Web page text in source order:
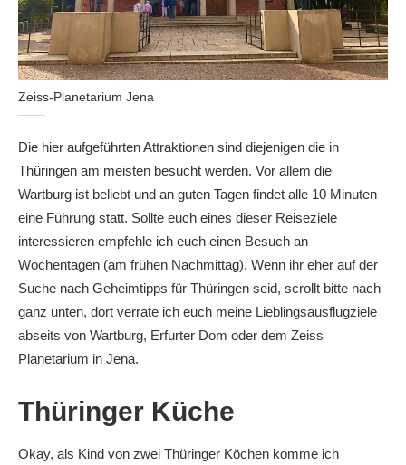
Zeiss-Planetarium Jena
Die hier aufgeführten Attraktionen sind diejenigen die in
Thüringen am meisten besucht werden. Vor allem die
Wartburg ist beliebt und an guten Tagen findet alle 10 Minuten
eine Führung statt. Sollte euch eines dieser Reiseziele
interessieren empfehle ich euch einen Besuch an
Wochentagen (am frühen Nachmittag). Wenn ihr eher auf der
Suche nach Geheimtipps für Thüringen seid, scrollt bitte nach
ganz unten, dort verrate ich euch meine Lieblingsausflugziele
abseits von Wartburg, Erfurter Dom oder dem Zeiss
Planetarium in Jena.
Thüringer Küche
Okay, als Kind von zwei Thüringer Köchen komme ich